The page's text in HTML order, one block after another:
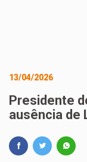
13/04/2026
Presidente
ausência de